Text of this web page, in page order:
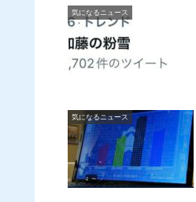
気になるニュース
気になるニュース